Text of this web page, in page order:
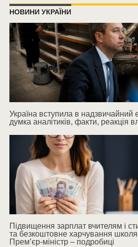
НОВИНИ УКРАЇНИ
Україна вступила в надзвичайний
думка аналітиків, факти, реакція
Підвищення зарплат вчителям і
та безкоштовне харчування
Прем’єр-міністр – подробиці